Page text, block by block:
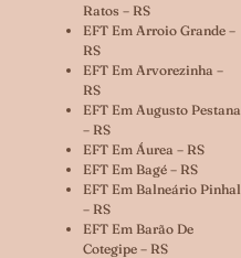
Ratos – RS
EFT Em Arroio Grande –
RS
EFT Em Arvorezinha –
RS
EFT Em Augusto Pestana
– RS
EFT Em Áurea – RS
EFT Em Bagé – RS
EFT Em Balneário Pinhal
– RS
EFT Em Barão De
Cotegipe – RS